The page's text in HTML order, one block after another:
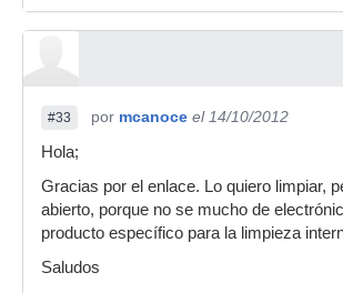
#33 por mcanoce el 14/10/2012
Hola;
Gracias por el enlace. Lo quiero limpiar,
abierto, porque no se mucho de
producto específico para la limpieza
Saludos